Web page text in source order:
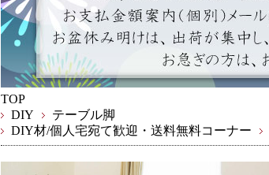
TOP
DIY
テーブル脚
DIY材/個人宅宛て歓迎・送料無料コーナー